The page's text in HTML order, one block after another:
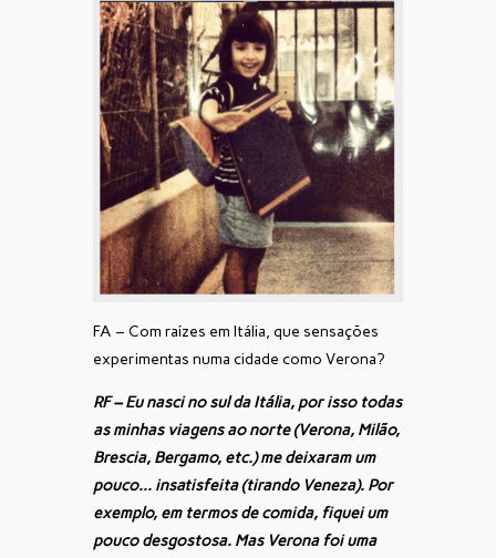
FA – Com raízes em Itália, que sensações
experimentas numa cidade como Verona?
RF – Eu nasci no sul da Itália, por isso todas
as minhas viagens ao norte (Verona, Milão,
Brescia, Bergamo, etc.) me deixaram um
pouco… insatisfeita (tirando Veneza). Por
exemplo, em termos de comida, fiquei um
pouco desgostosa. Mas Verona foi uma